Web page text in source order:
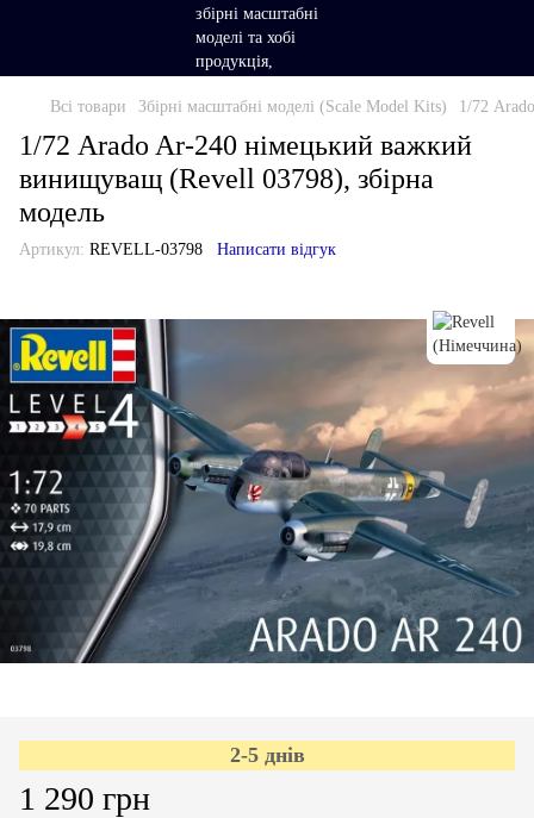
Всі товари Збірні масштабні моделі (Scale Model Kits) 1/72
1/72 Arado Ar-240 німецький важкий
винищуващ (Revell 03798), збірна
модель
Артикул: REVELL-03798 Написати відгук
2-5 днів
1 290 грн